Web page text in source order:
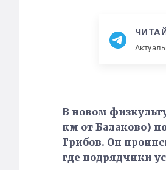
В новом
км от Балаково)
Грибов. Он
где подрядчики